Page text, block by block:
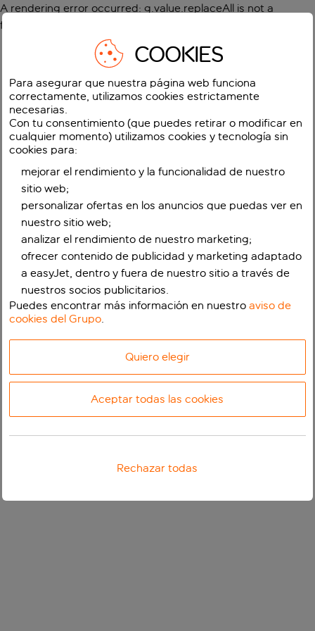
A rendering error occurred: g.value.replaceAll is not a
function
COOKIES
Para asegurar que nuestra página web funciona
correctamente, utilizamos cookies estrictamente
necesarias.
Con tu consentimiento (que puedes retirar o modificar en
cualquier momento) utilizamos cookies y tecnología sin
cookies para:
mejorar el rendimiento y la funcionalidad de nuestro
sitio web;
personalizar ofertas en los anuncios que puedas ver en
nuestro sitio web;
analizar el rendimiento de nuestro marketing;
ofrecer contenido de publicidad y marketing adaptado
a easyJet, dentro y fuera de nuestro sitio a través de
nuestros socios publicitarios.
Puedes encontrar más información en nuestroaviso de
cookies del Grupo.
Quiero elegir
Aceptar todas las cookies
Rechazar todas